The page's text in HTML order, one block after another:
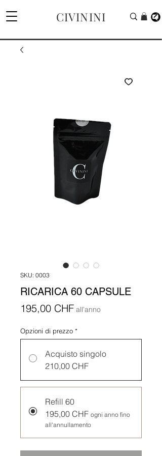
CIVININI
SKU: 0003
RICARICA 60 CAPSULE
195,00 CHFPrezzo
all'anno
Opzioni di prezzo *
Acquisto singolo
210,00 CHF
Refill 60
195,00 CHF ogni anno fino
all'annullamento